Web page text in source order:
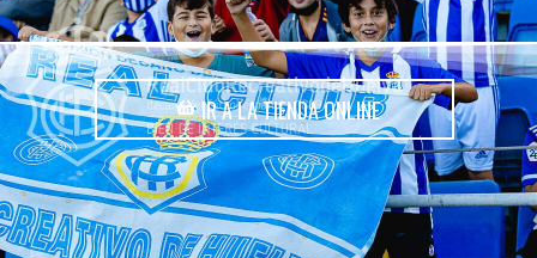
IR A LA TIENDA ONLINE